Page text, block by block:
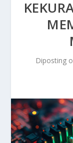
Diposting